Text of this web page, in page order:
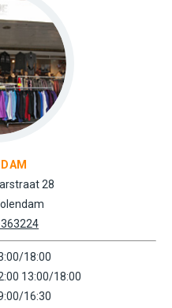
28
18:00
13:00/18:00
16:30